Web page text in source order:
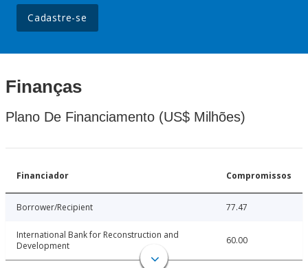
Cadastre-se
Finanças
Plano De Financiamento (US$ Milhões)
Financiador Compromissos
Borrower/Recipient 77.47
International Bank for Reconstruction and
Development
60.00